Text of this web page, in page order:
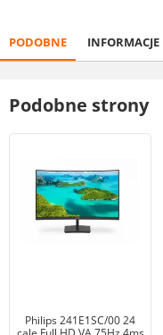
PODOBNE INFORMACJE
Podobne strony
Philips 241E1SC/00 24